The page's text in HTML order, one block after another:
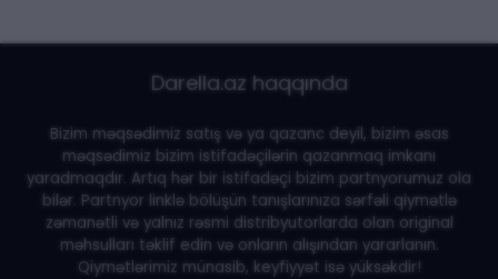
Darella.az haqqında
Bizim məqsədimiz satış və ya qazanc deyil, bizim əsas
məqsədimiz bizim istifadəçilərin qazanmaq imkanı
yaradmaqdır. Artıq hər bir istifadəçi bizim partnyorumuz ola
bilər. Partnyor linklə bölüşün tanışlarınıza sərfəli qiymətlə
zəmanətli və yalnız rəsmi distribyutorlarda olan original
məhsulları təklif edin və onların alışından yararlanın.
Qiymətlərimiz münasib, keyfiyyət isə yüksəkdir!